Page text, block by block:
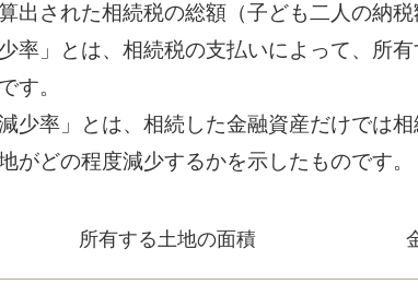
出された相続税の総額（子ども二人の納税
率」とは、相続税の支払いによって、所
す。
少率」とは、相続した金融資産だけでは
がどの程度減少するかを示したものです。
所有する土地の面積